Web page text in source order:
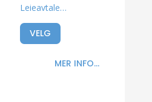
Leieavtale…
VELG
MER INFO...